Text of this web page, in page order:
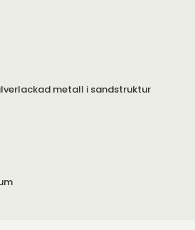
och gungfunktion.
metall i sandstruktur